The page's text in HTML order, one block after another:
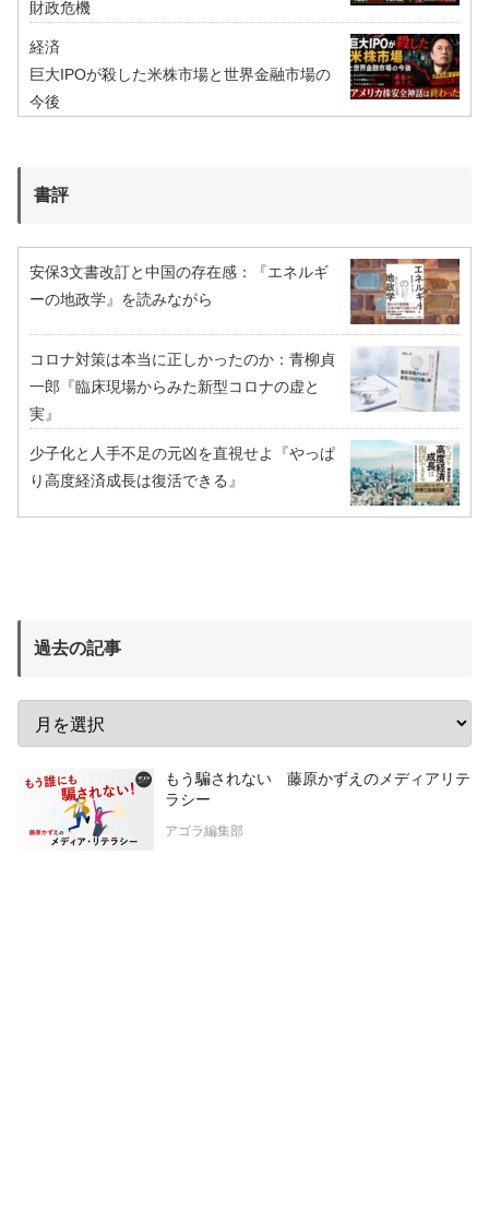
財政危機
経済
巨大IPOが殺した米株市場と世界金融市場の
今後
書評
安保3文書改訂と中国の存在感：『エネルギ
ーの地政学』を読みながら
コロナ対策は本当に正しかったのか：青柳貞
一郎『臨床現場からみた新型コロナの虚と
実』
少子化と人手不足の元凶を直視せよ『やっぱ
り高度経済成長は復活できる』
過去の記事
もう騙されない 藤原かずえのメディアリテ
ラシー
アゴラ編集部